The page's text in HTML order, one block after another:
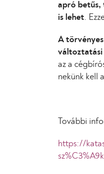
apró betűs,
is lehet.
A
változtatási
az a
nekünk kell
További
https://